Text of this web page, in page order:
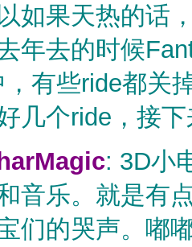
如果天热的话
年去的时候
有些ride都关
几个ride，接
: 3D小
音乐。就是有
们的哭声。嘟